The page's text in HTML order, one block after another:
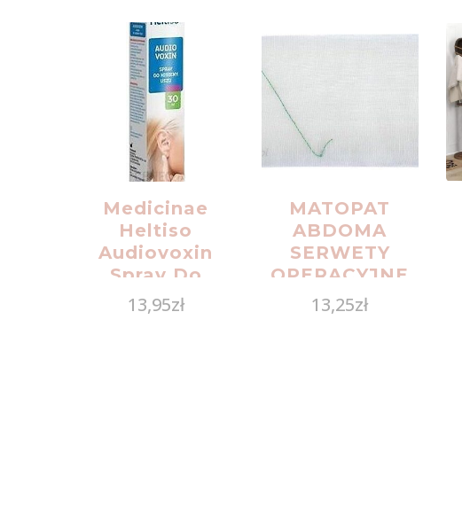
Medicinae
Heltiso
Audiovoxin
Spray Do
Higieny Uszu
30ml
13,95zł
MATOPAT
ABDOMA
SERWETY
OPERACYJNE
JAŁOWE Z
NITKĄ RTG I
13,25zł